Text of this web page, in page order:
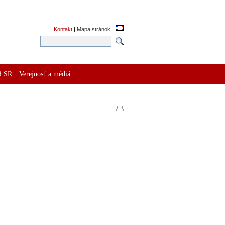
Kontakt | Mapa stránok
SR Verejnosť a médiá